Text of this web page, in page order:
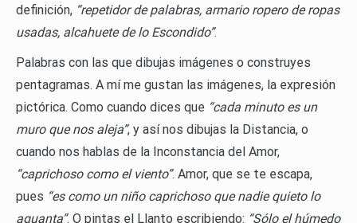
definición, “repetidor de palabras, armario ropero de ropas
usadas, alcahuete de lo Escondido”.
Palabras con las que dibujas imágenes o construyes
pentagramas. A mí me gustan las imágenes, la expresión
pictórica. Como cuando dices que “cada minuto es un
muro que nos aleja”, y así nos dibujas la Distancia, o
cuando nos hablas de la Inconstancia del Amor,
“caprichoso como el viento”. Amor, que se te escapa,
pues “es como un niño caprichoso que nadie quieto lo
aguanta”. O pintas el Llanto escribiendo: “Sólo el húmedo